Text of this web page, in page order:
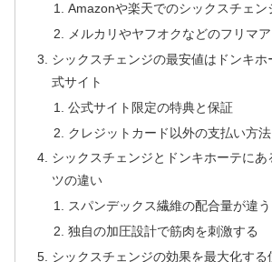
Amazonや楽天でのシックスチェン
メルカリやヤフオクなどのフリマ
シックスチェンジの最安値はドンキホ
式サイト
公式サイト限定の特典と保証
クレジットカード以外の支払い方
シックスチェンジとドンキホーテにあ
ツの違い
スパンデックス繊維の配合量が違う
独自の加圧設計で筋肉を刺激する
シックスチェンジの効果を最大化する